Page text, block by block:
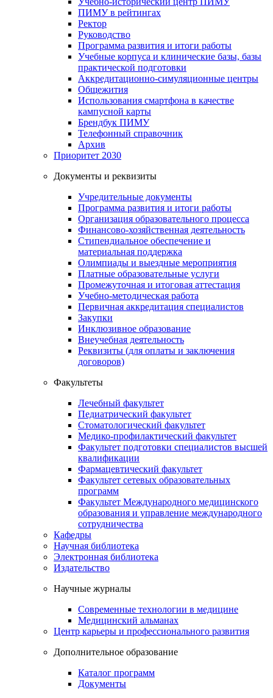
ПИМУ в рейтингах
Ректор
Руководство
Программа развития и итоги работы
Учебные корпуса и клинические базы, базы
практической подготовки
Аккредитационно-симуляционные центры
Общежития
Использования смартфона в качестве
кампусной карты
Брендбук ПИМУ
Телефонный справочник
Архив
Приоритет 2030
Документы и реквизиты
Учредительные документы
Программа развития и итоги работы
Организация образовательного процесса
Финансово-хозяйственная деятельность
Стипендиальное обеспечение и
материальная поддержка
Олимпиады и выездные мероприятия
Платные образовательные услуги
Промежуточная и итоговая аттестация
Учебно-методическая работа
Первичная аккредитация специалистов
Закупки
Инклюзивное образование
Внеучебная деятельность
Реквизиты (для оплаты и заключения
договоров)
Факультеты
Лечебный факультет
Педиатрический факультет
Стоматологический факультет
Медико-профилактический факультет
Факультет подготовки специалистов высшей
квалификации
Фармацевтический факультет
Факультет сетевых образовательных
программ
Факультет Международного медицинского
образования и управление международного
сотрудничества
Кафедры
Научная библиотека
Электронная библиотека
Издательство
Научные журналы
Современные технологии в медицине
Медицинский альманах
Центр карьеры и профессионального развития
Дополнительное образование
Каталог программ
Документы